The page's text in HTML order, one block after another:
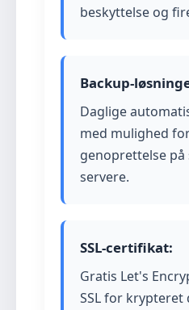
beskyttelse og
Backup-
Daglige
med mulighed
genoprettelse på
servere.
SSL-certifikat:
Gratis Let's
SSL for